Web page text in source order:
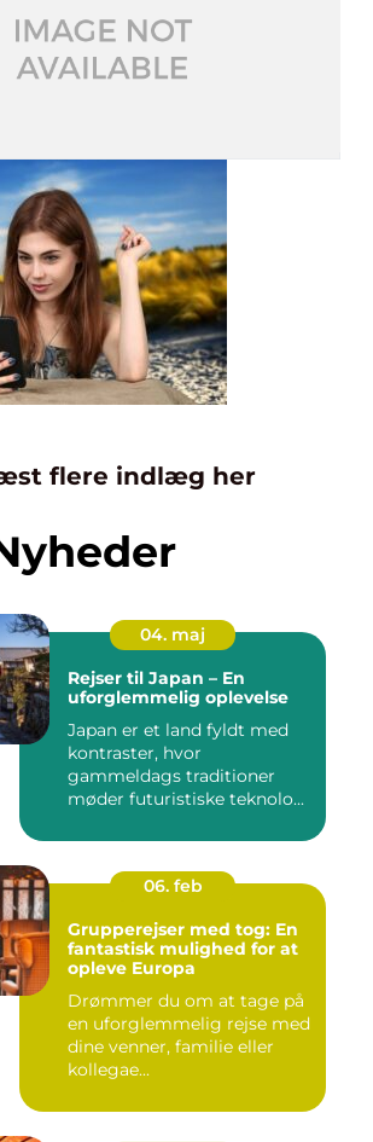
flere indlæg her
04. maj
Rejser til Japan – En
uforglemmelig oplevelse
Japan er et land fyldt med
kontraster, hvor
gammeldags traditioner
møder futuristiske teknolo...
06. feb
Grupperejser med tog: En
fantastisk mulighed for at
opleve Europa
Drømmer du om at tage på
en uforglemmelig rejse med
dine venner, familie eller
kollegae...